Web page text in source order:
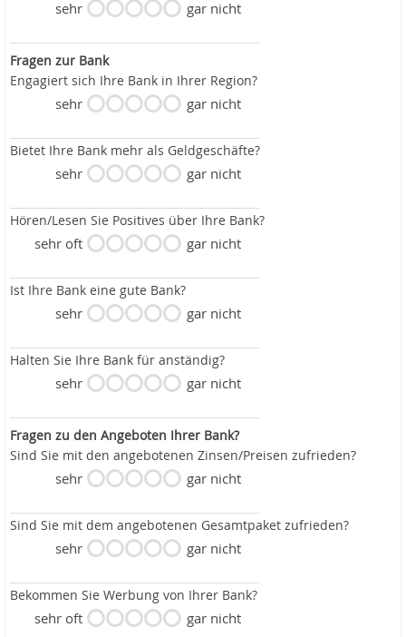
sehr gar nicht
Fragen zur Bank
Engagiert sich Ihre Bank in Ihrer Region?
sehr gar nicht
Bietet Ihre Bank mehr als Geldgeschäfte?
sehr gar nicht
Hören/Lesen Sie Positives über Ihre Bank?
sehr oft gar nicht
Ist Ihre Bank eine gute Bank?
sehr gar nicht
Halten Sie Ihre Bank für anständig?
sehr gar nicht
Fragen zu den Angeboten Ihrer Bank?
Sind Sie mit den angebotenen Zinsen/Preisen zufrieden?
sehr gar nicht
Sind Sie mit dem angebotenen Gesamtpaket zufrieden?
sehr gar nicht
Bekommen Sie Werbung von Ihrer Bank?
sehr oft gar nicht